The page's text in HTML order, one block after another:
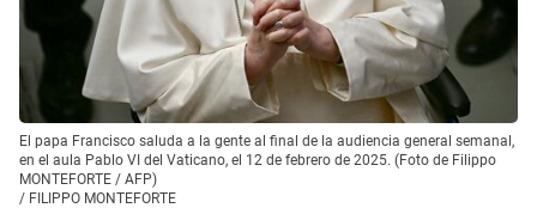
El papa Francisco saluda a la gente al final de la audiencia general semanal,
en el aula Pablo VI del Vaticano, el 12 de febrero de 2025. (Foto de Filippo
MONTEFORTE / AFP)
/ FILIPPO MONTEFORTE